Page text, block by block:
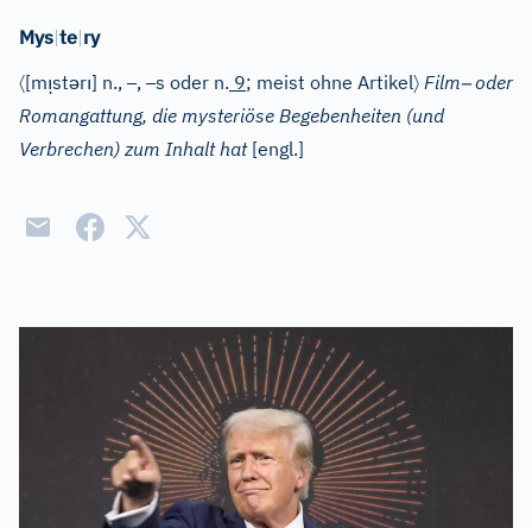
Mys|te|ry
〈[mı̣stərı] n.,–,–s oder n. 9; meist ohne Artikel〉 Film–oder
Romangattung, die mysteriöse Begebenheiten (und
Verbrechen) zum Inhalt hat[engl.]